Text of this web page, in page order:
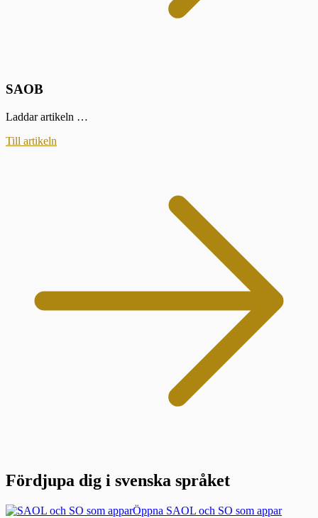
SAOB
Laddar artikeln …
Till artikeln
Fördjupa dig i svenska språket
Öppna SAOL och SO som appar